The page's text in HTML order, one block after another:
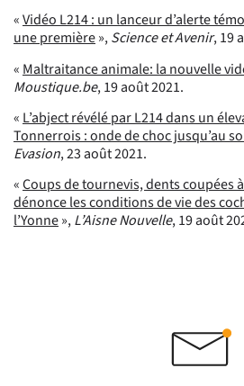
«Vidéo L214 : un lanceur d’alerte
une première»,Science et Avenir, 19
« Maltraitance animale: la nouvelle
Moustique.be, 19 août 2021.
« L’abject révélé par L214 dans un
Tonnerrois : onde de choc jusqu’au
Evasion, 23 août 2021.
«Coups de tournevis, dents coupées
dénonce les conditions de vie des
l’Yonne»,L’Aisne Nouvelle, 19 août